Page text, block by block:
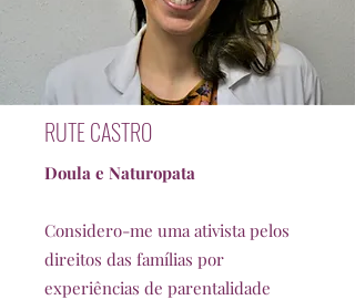
RUTE CASTRO
Doula e Naturopata
Considero-me uma ativista pelos
direitos das famílias por
experiências de parentalidade